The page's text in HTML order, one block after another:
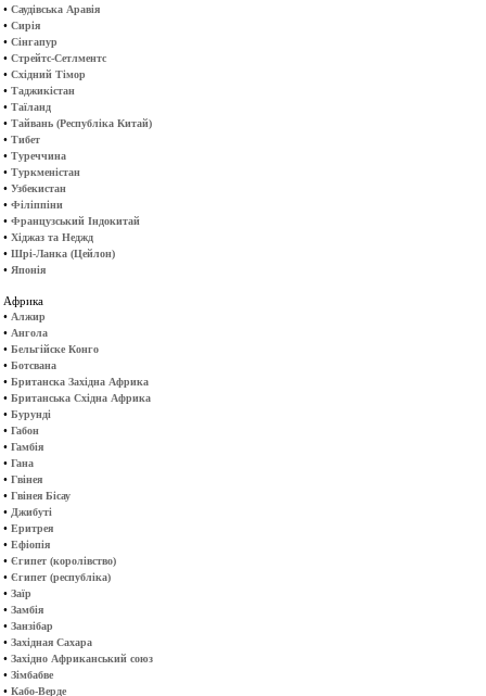
• Саудівська Аравія
• Сирія
• Сінгапур
• Стрейтс-Сетлментс
• Східний Тімор
• Таджикістан
• Таїланд
• Тайвань (Республіка Китай)
• Тибет
• Туреччина
• Туркменістан
• Узбекистан
• Філіппіни
• Французський Індокитай
• Хіджаз та Неджд
• Шрі-Ланка (Цейлон)
• Японія
Африка
• Алжир
• Ангола
• Бельгійске Конго
• Ботсвана
• Британска Західна Африка
• Британська Східна Африка
• Бурунді
• Габон
• Гамбія
• Гана
• Гвінея
• Гвінея Бісау
• Джибуті
• Еритрея
• Ефіопія
• Єгипет (королівство)
• Єгипет (республіка)
• Заїр
• Замбія
• Занзібар
• Західная Сахара
• Західно Африканський союз
• Зімбабве
• Кабо-Верде